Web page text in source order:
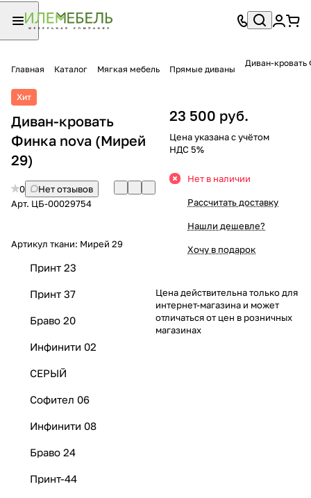
Главная Каталог Мягкая мебель Прямые диваны
Диван-кровать
Хит
Диван-кровать
Финка nova (Мирей
29)
0
Нет отзывов
Арт. ЦБ-00029754
Артикул ткани: Мирей 29
Принт 23
Принт 37
Браво 20
Инфинити 02
СЕРЫЙ
Софител 06
Инфинити 08
Браво 24
Принт-44
23 500 руб.
Цена указана с учётом
НДС 5%
Нет в наличии
Рассчитать доставку
Нашли дешевле?
Хочу в подарок
Цена действительна только для
интернет-магазина и может
отличаться от цен в розничных
магазинах